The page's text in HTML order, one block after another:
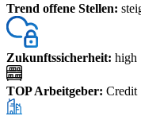
Trend offene Stellen:
Zukunftssicherheit: high
TOP Arbeitgeber: Credit